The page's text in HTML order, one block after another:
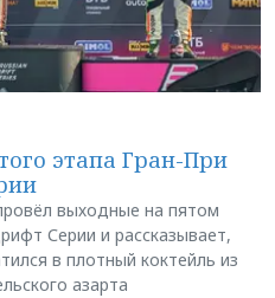
этапа Гран-При
выходные на пятом
Серии и рассказывает,
в плотный коктейль из
азарта